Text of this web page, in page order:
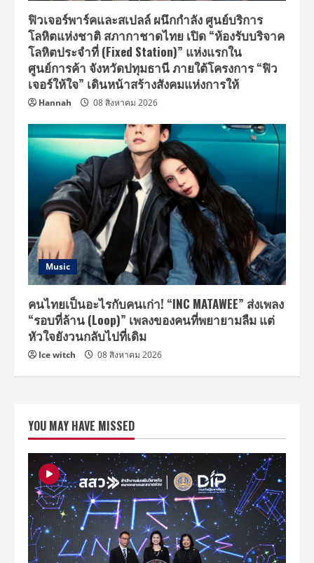
ฟิวเจอร์พาร์คและสเปลล์ ผนึกกำลัง ศูนย์บริการ
โลหิตแห่งชาติ สภากาชาดไทย เปิด “ห้องรับบริจาค
โลหิตประจำที่ (Fixed Station)” แห่งแรกใน
ศูนย์การค้า จังหวัดปทุมธานี ภายใต้โครงการ “ฟิว
เจอร์ให้ใจ” เดินหน้าสร้างสังคมแห่งการให้
Hannah 08 สิงหาคม 2026
Music
คนไทยเป็นอะไรกับคนเก่า! “INC MATAWEE” ส่งเพลง
“รอบที่ล้าน (Loop)” เพลงของคนที่พยายามลืม แต่
หัวใจยังวนกลับไปที่เดิม
Ice witch 08 สิงหาคม 2026
YOU MAY HAVE MISSED